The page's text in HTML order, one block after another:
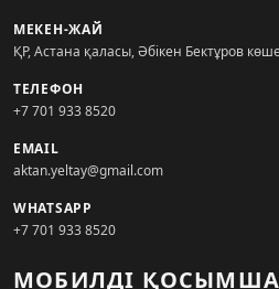
МЕКЕН-ЖАЙ
ҚР, Астана қаласы, Әбікен Бектұров
ТЕЛЕФОН
+7 701 933 8520
EMAIL
aktan.yeltay@gmail.com
WHATSAPP
+7 701 933 8520
МОБИЛДІ ҚОСЫМША